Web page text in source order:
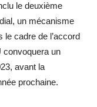
le deuxième
un mécanisme
le cadre de l’accord
convoquera un
avant la
prochaine.